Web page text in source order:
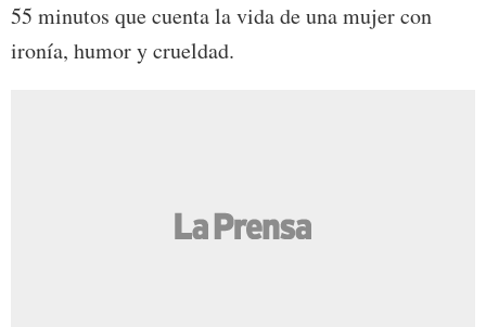
55 minutos que cuenta la vida de una mujer con
ironía, humor y crueldad.